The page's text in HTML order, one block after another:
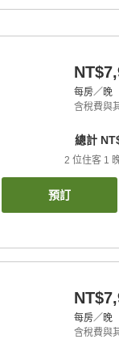
每房／晚
含稅費與
總計
2 位住客 1
預訂
每房／晚
含稅費與